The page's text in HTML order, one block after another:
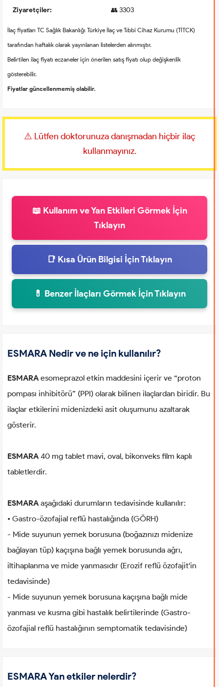
Ziyaretçiler: 👥 3303
İlaç fiyatları TC Sağlık Bakanlığı Türkiye İlaç ve Tıbbi Cihaz Kurumu (TİTCK)
tarafından haftalık olarak yayınlanan listelerden alınmıştır.
Belirtilen ilaç fiyatı eczaneler için önerilen satış fiyatı olup değişkenlik
gösterebilir.
Fiyatlar güncellenmemiş olabilir.
⚠️ Lütfen doktorunuza danışmadan hiçbir ilaç
kullanmayınız.
📖 Kullanım ve Yan Etkileri Görmek İçin
Tıklayın
📑 Kısa Ürün Bilgisi İçin Tıklayın
💊 Benzer İlaçları Görmek İçin Tıklayın
ESMARA Nedir ve ne için kullanılır?
ESMARAesomeprazol etkin maddesini içerir ve “proton
pompası inhibitörü” (PPI) olarak bilinen ilaçlardan biridir. Bu
ilaçlar etkilerini midenizdeki asit oluşumunu azaltarak
gösterir.
ESMARA 40 mg tablet mavi, oval, bikonveks film kaplı
tabletlerdir.
ESMARA aşağıdaki durumların tedavisinde kullanılır:
• Gastro-özofajial reflü hastalığında (GÖRH)
- Mide suyunun yemek borusuna (boğazınızı midenize
bağlayan tüp) kaçışına bağlı yemek borusunda ağrı,
iltihaplanma ve mide yanmasıdır (Erozif reflü özofajit'in
tedavisinde)
- Mide suyunun yemek borusuna kaçışına bağlı mide
yanması ve kusma gibi hastalık belirtilerinde (Gastro-
özofajial reflü hastalığının semptomatik tedavisinde)
ESMARA Yan etkiler nelerdir?